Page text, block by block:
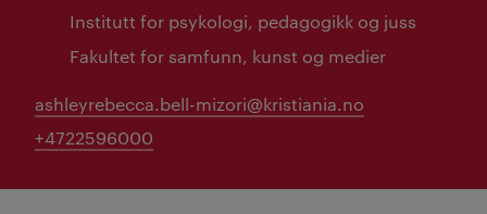
Institutt for psykologi, pedagogikk og juss
Fakultet for samfunn, kunst og medier
ashleyrebecca.bell-mizori@kristiania.no
+4722596000